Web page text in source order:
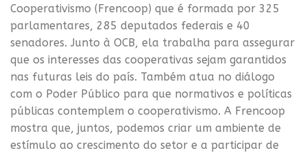
Cooperativismo (Frencoop) que é formada por 325
parlamentares, 285 deputados federais e 40
senadores. Junto à OCB, ela trabalha para assegurar
que os interesses das cooperativas sejam garantidos
nas futuras leis do país. Também atua no diálogo
com o Poder Público para que normativos e políticas
públicas contemplem o cooperativismo. A Frencoop
mostra que, juntos, podemos criar um ambiente de
estímulo ao crescimento do setor e a participar de